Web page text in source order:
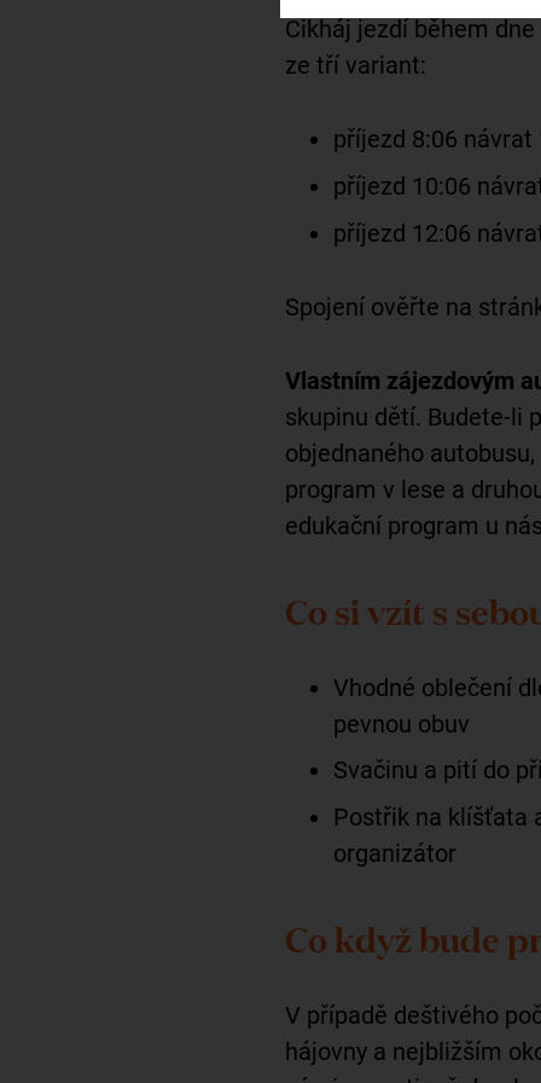
Cikháj jezdí během
ze tří variant:
příjezd 8:06 návrat
příjezd 10:06
příjezd 12:06
Spojení ověřte na
Vlastním zájezdovým
skupinu dětí. Budete-li
objednaného
program v lese a
edukační program u
Co si vzít s
Vhodné oblečení
pevnou obuv
Svačinu a pití do
Postřik na klíšťata
organizátor
Co když bude
V případě deštivého
hájovny a nejbližším